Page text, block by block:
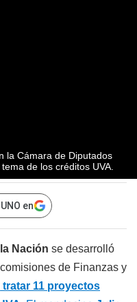
la Cámara de Diputados
de los créditos UVA.
en
Nación se desarrolló
de Finanzas y
tratar 11 proyectos